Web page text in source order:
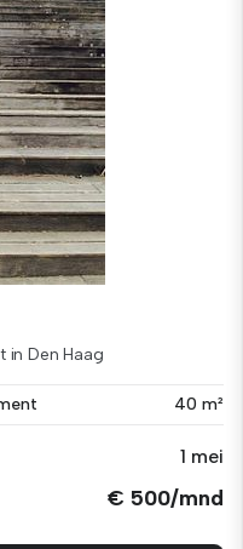
Den Haag
40 m²
1 mei
€ 500/mnd